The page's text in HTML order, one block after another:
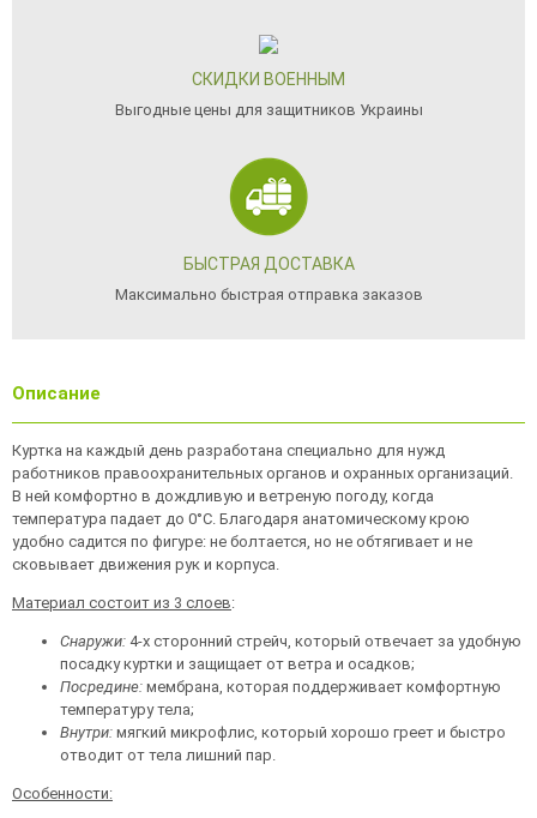
СКИДКИ ВОЕННЫМ
Выгодные цены для защитников Украины
БЫСТРАЯ ДОСТАВКА
Максимально быстрая отправка заказов
Описание
Куртка на каждый день разработана специально для нужд
работников правоохранительных органов и охранных организаций.
В ней комфортно в дождливую и ветреную погоду, когда
температура падает до 0°C. Благодаря анатомическому крою
удобно садится по фигуре: не болтается, но не обтягивает и не
сковывает движения рук и корпуса.
Материал состоит из 3 слоев:
Снаружи: 4-х сторонний стрейч, который отвечает за удобную
посадку куртки и защищает от ветра и осадков;
Посредине: мембрана, которая поддерживает комфортную
температуру тела;
Внутри: мягкий микрофлис, который хорошо греет и быстро
отводит от тела лишний пар.
Особенности: